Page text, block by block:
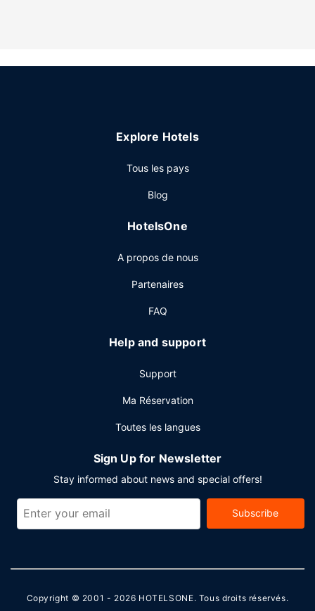
Profitez des nombreux équipements et services qui
servi tous les jours de 07 h 00 à 12 h 00 moyennant un
Les équipements et services proposés incluent un service
24 h/24 et une laverie. Un parking gratuit est disponible
dans l'enceinte de l'hébergement.
Explore Hotels
Tous les pays
Blog
HotelsOne
A propos de nous
Partenaires
FAQ
Help and support
Support
Ma Réservation
Toutes les langues
Sign Up for Newsletter
Stay informed about news and special offers!
Subscribe
Copyright © 2001 - 2026 HOTELSONE. Tous droits réservés.